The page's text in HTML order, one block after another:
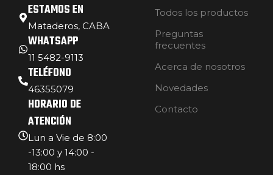
ESTAMOS EN
Mataderos, CABA
WHATSAPP
11 5482-9113
TELÉFONO
46355079
HORARIO DE
ATENCIÓN
Lun a Vie de 8:00
-13:00 y 14:00 -
18:00 hs
Todos los productos
Preguntas
frecuentes
Acerca de nosotros
Novedades
Contacto